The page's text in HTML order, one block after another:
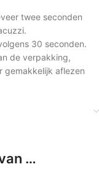
twee seconden
30 seconden.
de verpakking,
gemakkelijk aflezen
…